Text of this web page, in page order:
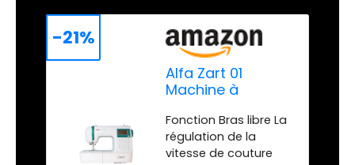
Alfa Zart 01
Machine à
Fonction Bras libre La
régulation de la
vitesse de couture
-21%